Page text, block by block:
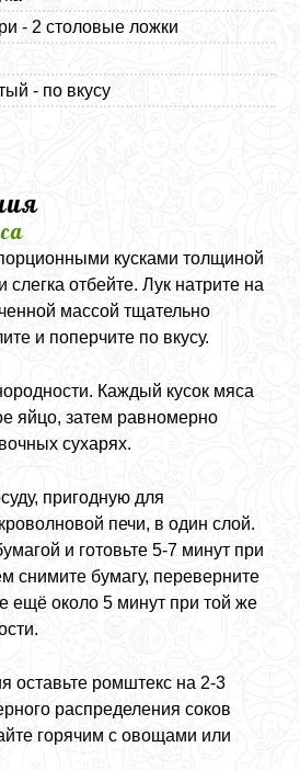
- 2 столовые ложки
- по вкусу
кусками толщиной
слегка отбейте. Лук натрите на
массой тщательно
и поперчите по вкусу.
Каждый кусок мяса
яйцо, затем равномерно
сухарях.
пригодную для
печи, в один слой.
и готовьте 5-7 минут при
снимите бумагу, переверните
ещё около 5 минут при той же
оставьте ромштекс на 2-3
распределения соков
горячим с овощами или